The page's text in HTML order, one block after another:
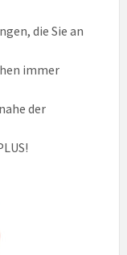
die Sie an
immer
der